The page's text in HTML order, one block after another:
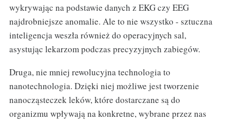
wykrywając na podstawie danych z EKG czy EEG
najdrobniejsze anomalie. Ale to nie wszystko - sztuczna
inteligencja weszła również do operacyjnych sal,
asystując lekarzom podczas precyzyjnych zabiegów.
Druga, nie mniej rewolucyjna technologia to
nanotechnologia. Dzięki niej możliwe jest tworzenie
nanocząsteczek leków, które dostarczane są do
organizmu wpływają na konkretne, wybrane przez nas